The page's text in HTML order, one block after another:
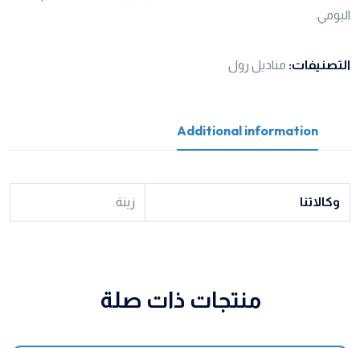
اليومي.
التصنيفات: مناديل رول
Additional information
وكالاتنا زينة
منتجات ذات صلة